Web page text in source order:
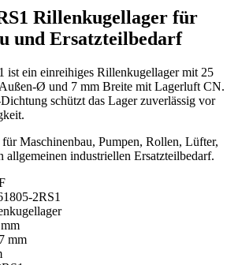
Rillenkugellager für
und Ersatzteilbedarf
ist ein einreihiges Rillenkugellager mit 25
Ø und 7 mm Breite mit Lagerluft CN.
schützt das Lager zuverlässig vor
Maschinenbau, Pumpen, Rollen, Lüfter,
allgemeinen industriellen Ersatzteilbedarf.
2RS1
mm